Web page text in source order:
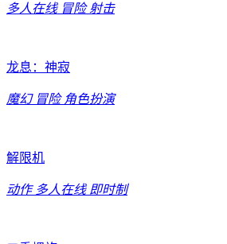
多人在线 冒险 射击
龙息：神寂
魔幻 冒险 角色扮演
解限机
动作 多人在线 即时制